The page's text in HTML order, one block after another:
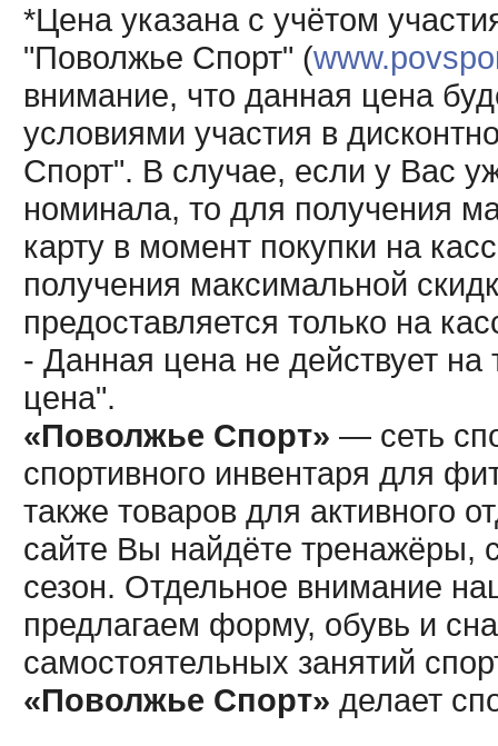
*Цена указана с учётом
"Поволжье Спорт" (
внимание, что данная цена
условиями участия в
Спорт". В случае, если у Вас
номинала, то для получения
карту в момент покупки на
получения максимальной
предоставляется только на
- Данная цена не действует
цена".
«Поволжье Спорт» — сеть
спортивного инвентаря для
также товаров для активного
сайте Вы найдёте тренажёры,
сезон. Отдельное внимание
предлагаем форму, обувь и
самостоятельных занятий
«Поволжье Спорт» делает